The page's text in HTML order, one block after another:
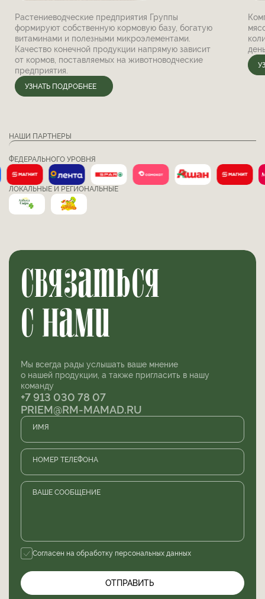
Растениеводческие предприятия Группы
формируют собственную кормовую базу, богатую
витаминами и полезными микроэлементами.
Качество конечной продукции напрямую зависит
от кормов, поставляемых на животноводческие
предприятия.
УЗНАТЬ ПОДРОБНЕЕ
НАШИ ПАРТНЕРЫ
ФЕДЕРАЛЬНОГО УРОВНЯ
ЛОКАЛЬНЫЕ И РЕГИОНАЛЬНЫЕ
связаться
с нами
ИМЯ
НОМЕР ТЕЛЕФОНА
ВАШЕ СООБЩЕНИЕ
Согласен на обработку персональных данных
ОТПРАВИТЬ
Мы всегда рады услышать ваше мнение
о нашей продукции, а также пригласить в нашу
команду
+7 913 030 78 07
PRIEM@RM-MAMAD.RU